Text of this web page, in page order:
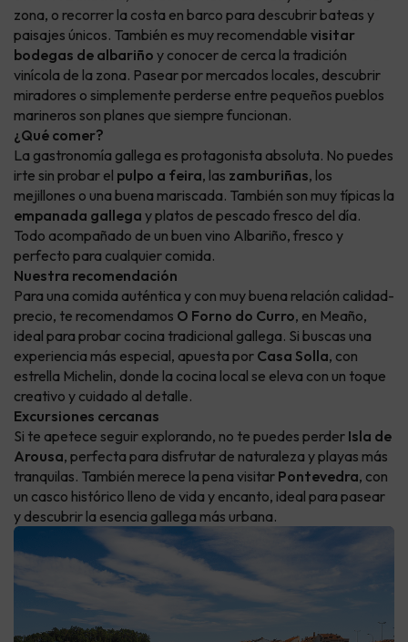
zona, o recorrer la costa en barco para descubrir bateas y
paisajes únicos. También es muy recomendable visitar
bodegas de albariño y conocer de cerca la tradición
vinícola de la zona. Pasear por mercados locales, descubrir
miradores o simplemente perderse entre pequeños pueblos
marineros son planes que siempre funcionan.
¿Qué comer?
La gastronomía gallega es protagonista absoluta. No puedes
irte sin probar el pulpo a feira, las zamburiñas, los
mejillones o una buena mariscada. También son muy típicas la
empanada gallega y platos de pescado fresco del día.
Todo acompañado de un buen vino Albariño, fresco y
perfecto para cualquier comida.
Nuestra recomendación
Para una comida auténtica y con muy buena relación calidad-
precio, te recomendamos O Forno do Curro, en Meaño,
ideal para probar cocina tradicional gallega. Si buscas una
experiencia más especial, apuesta por Casa Solla, con
estrella Michelin, donde la cocina local se eleva con un toque
creativo y cuidado al detalle.
Excursiones cercanas
Si te apetece seguir explorando, no te puedes perder Isla de
Arousa, perfecta para disfrutar de naturaleza y playas más
tranquilas. También merece la pena visitar Pontevedra, con
un casco histórico lleno de vida y encanto, ideal para pasear
y descubrir la esencia gallega más urbana.